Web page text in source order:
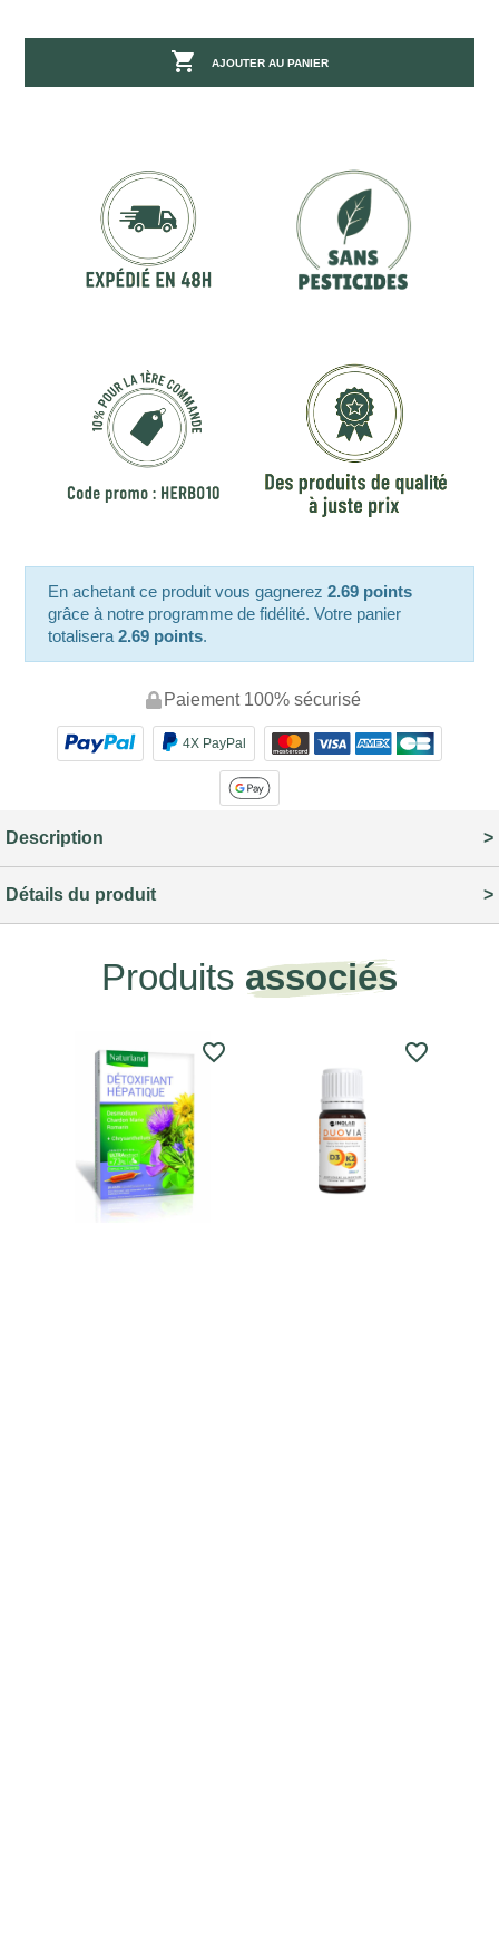
 AJOUTER AU PANIER
En achetant ce produit vous gagnerez2.69 points
grâce à notre programme de fidélité. Votre panier
totalisera2.69 points.
Paiement 100% sécurisé
4X PayPal
Description
Détails du produit
Produits associés
favorite_border favorite_border